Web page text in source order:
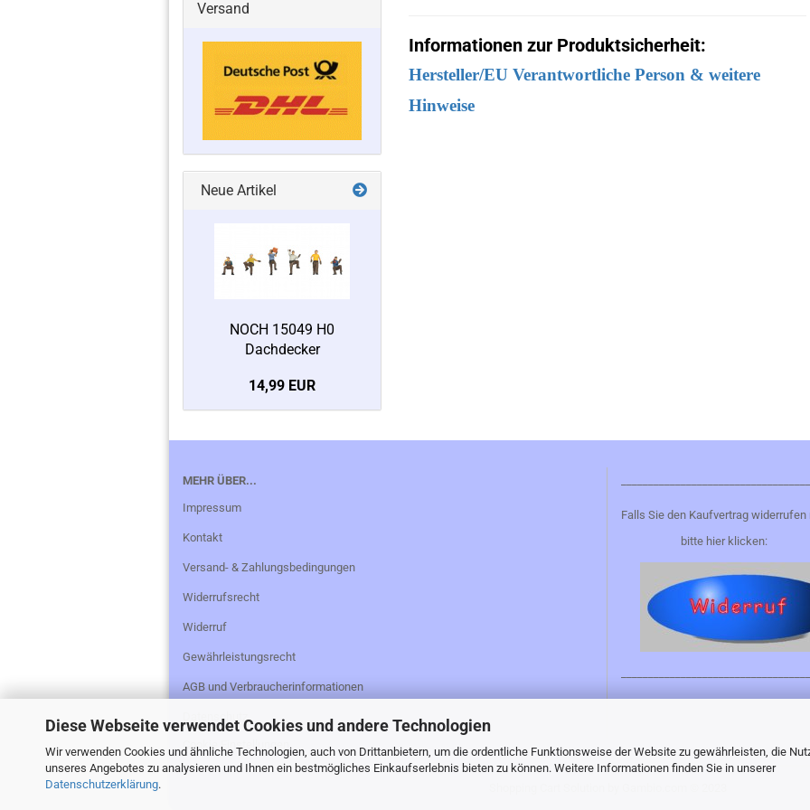
Diese Webseite verwendet Cookies und andere Technologien
Wir verwenden Cookies und ähnliche Technologien, auch von Drittanbietern, um die ordentliche Funktionsweise der Website zu gewährleisten, die
unseres Angebotes zu analysieren und Ihnen ein bestmögliches Einkaufserlebnis bieten zu können. Weitere Informationen finden Sie in unserer
Datenschutzerklärung.
Informationen zur Produktsicherheit:
Hersteller/EU Verantwortliche Person & weitere
Hinweise
Versand
Neue Artikel
NOCH 15049 H0
Dachdecker
14,99 EUR
MEHR ÜBER...
Impressum
Kontakt
Versand- & Zahlungsbedingungen
Widerrufsrecht
Widerruf
Gewährleistungsrecht
AGB und Verbraucherinformationen
Datenschutz
Cookie Einstellungen
Falls Sie den Kaufvertrag widerrufen
bitte hier klicken: